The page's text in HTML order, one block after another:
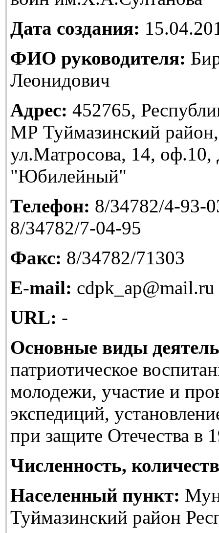
Дата создания:
ФИО руководителя:
Леонидович
Адрес: 452765,
МР Туймазинский
ул.Матросова, 14,
"Юбилейный"
Телефон: 8/34782/4-93-
8/34782/7-04-95
Факс: 8/34782/71303
E-mail: cdpk_ap@mail.ru
URL: -
Основные виды
патриотическое
молодежи, участие и
экспедиций,
при защите Отечества в
Численность,
Населенный пункт:
Туймазинский район